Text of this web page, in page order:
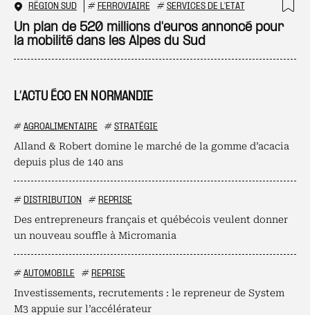
L’ACTU ÉCO EN NORMANDIE
# AGROALIMENTAIRE # STRATÉGIE
Alland & Robert domine le marché de la gomme d’acacia
depuis plus de 140 ans
# DISTRIBUTION # REPRISE
Des entrepreneurs français et québécois veulent donner
un nouveau souffle à Micromania
# AUTOMOBILE # REPRISE
Investissements, recrutements : le repreneur de System
M3 appuie sur l’accélérateur
RÉGION SUD # FERROVIAIRE # SERVICES DE L'ETAT
Un plan de 520 millions d'euros annoncé pour
la mobilité dans les Alpes du Sud